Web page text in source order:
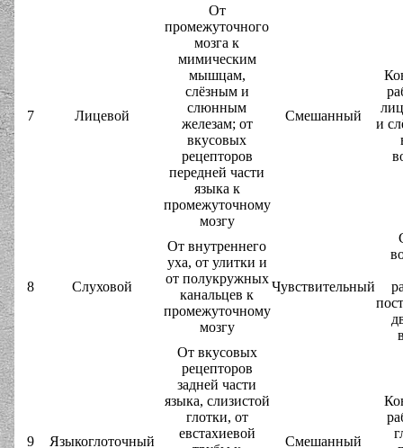
7 Лицевой
От
промежуточного
мозга к
мимическим
мышцам,
слёзным и
слюнным
железам; от
вкусовых
рецепторов
передней части
языка к
промежуточному
мозгу
Смешанный
и
8 Слуховой
От внутреннего
уха, от улитки и
от полукружных
канальцев к
промежуточному
мозгу
Чувствительный
9 Языкоглоточный
От вкусовых
рецепторов
задней части
языка, слизистой
глотки, от
евстахиевой
Смешанный